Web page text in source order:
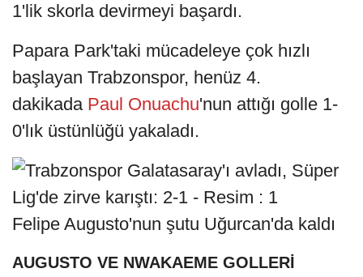
1'lik skorla devirmeyi başardı.
Papara Park'taki mücadeleye çok hızlı
başlayan Trabzonspor, henüz 4.
dakikadaPaul Onuachu'nun attığı golle 1-
0'lık üstünlüğü yakaladı.
Felipe Augusto'nun şutu Uğurcan'da kaldı
AUGUSTO VE NWAKAEME GOLLERİ